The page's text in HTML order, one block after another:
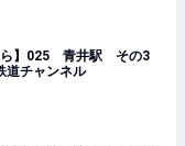
ら】025 青井駅 その3
チャンネル